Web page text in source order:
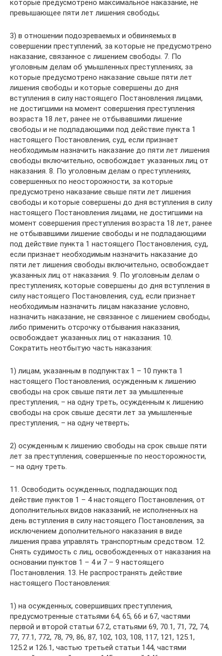
которые предусмотрено максимальное наказание, не
превышающее пяти лет лишения свободы;
3) в отношении подозреваемых и обвиняемых в
совершении преступлений, за которые не предусмотрено
наказание, связанное с лишением свободы. 7. По
уголовным делам об умышленных преступлениях, за
которые предусмотрено наказание свыше пяти лет
лишения свободы и которые совершены до дня
вступления в силу настоящего Постановления лицами,
не достигшими на момент совершения преступления
возраста 18 лет, ранее не отбывавшими лишение
свободы и не подпадающими под действие пункта 1
настоящего Постановления, суд, если признает
необходимым назначить наказание до пяти лет лишения
свободы включительно, освобождает указанных лиц от
наказания. 8. По уголовным делам о преступлениях,
совершенных по неосторожности, за которые
предусмотрено наказание свыше пяти лет лишения
свободы и которые совершены до дня вступления в силу
настоящего Постановления лицами, не достигшими на
момент совершения преступления возраста 18 лет, ранее
не отбывавшими лишение свободы и не подпадающими
под действие пункта 1 настоящего Постановления, суд,
если признает необходимым назначить наказание до
пяти лет лишения свободы включительно, освобождает
указанных лиц от наказания. 9. По уголовным делам о
преступлениях, которые совершены до дня вступления в
силу настоящего Постановления, суд, если признает
необходимым назначить лицам наказание условно,
назначить наказание, не связанное с лишением свободы,
либо применить отсрочку отбывания наказания,
освобождает указанных лиц от наказания. 10.
Сократить неотбытую часть наказания:
1) лицам, указанным в подпунктах 1 – 10 пункта 1
настоящего Постановления, осужденным к лишению
свободы на срок свыше пяти лет за умышленные
преступления, – на одну треть, осужденным к лишению
свободы на срок свыше десяти лет за умышленные
преступления, – на одну четверть;
2) осужденным к лишению свободы на срок свыше пяти
лет за преступления, совершенные по неосторожности,
– на одну треть.
11. Освободить осужденных, подпадающих под
действие пунктов 1 – 4 настоящего Постановления, от
дополнительных видов наказаний, не исполненных на
день вступления в силу настоящего Постановления, за
исключением дополнительного наказания в виде
лишения права управлять транспортным средством. 12.
Снять судимость с лиц, освобожденных от наказания на
основании пунктов 1 – 4 и 7 – 9 настоящего
Постановления. 13. Не распространять действие
настоящего Постановления:
1) на осужденных, совершивших преступления,
предусмотренные статьями 64, 65, 66 и 67, частями
первой и второй статьи 67.2, статьями 69, 70.1, 71, 72, 74,
77, 77.1, 772, 78, 79, 86, 87, 102, 103, 108, 117, 121, 125.1,
125.2 и 126.1, частью третьей статьи 144, частями